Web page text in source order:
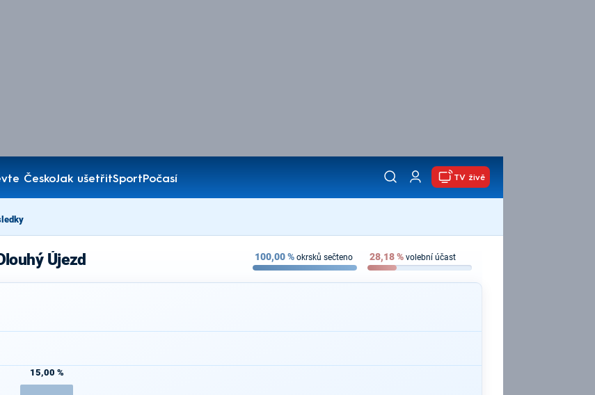
ČeskoJak ušetřitSportPočasí
TV živě
Újezd 100,00% okrsků sečteno 28,18% volební účast
15,00 %